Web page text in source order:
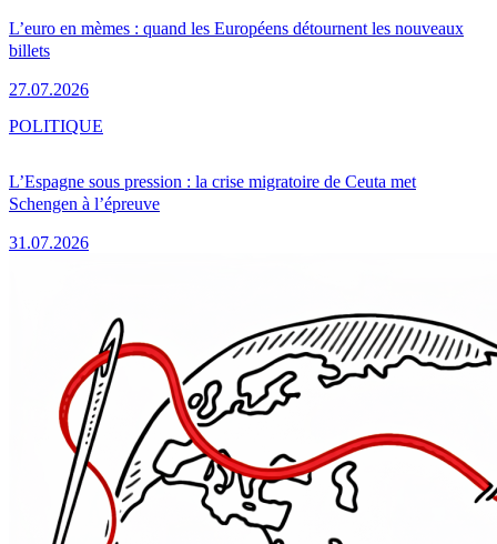
L’euro en mèmes : quand les Européens détournent les nouveaux
billets
27.07.2026
L’Espagne sous pression : la crise migratoire de Ceuta met
Schengen à l’épreuve
31.07.2026
POLITIQUE